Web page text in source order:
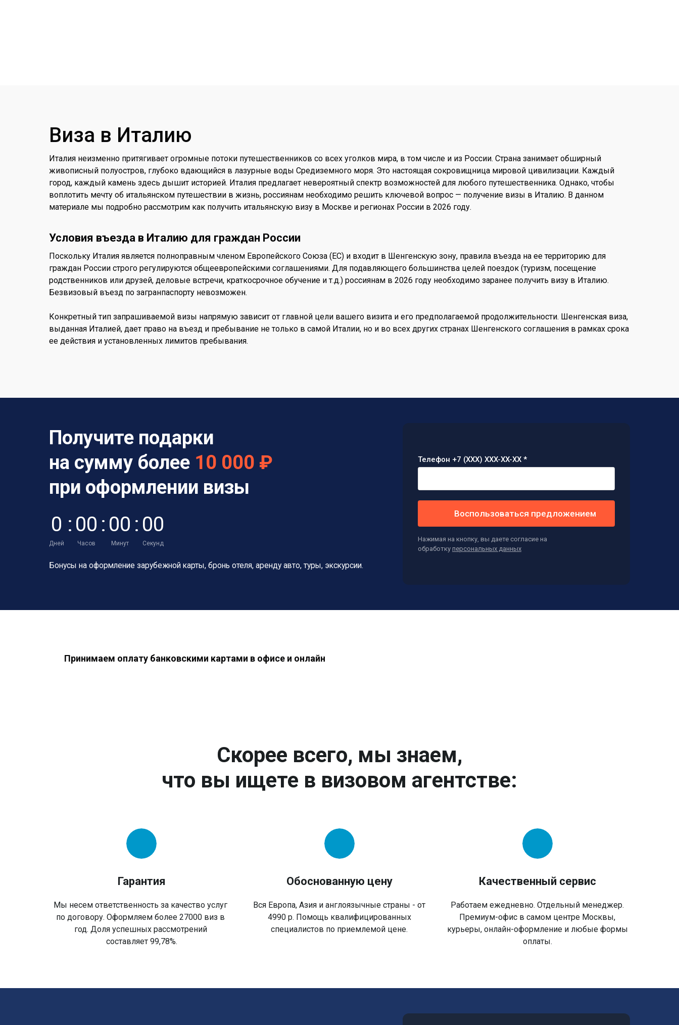
Виза в Италию
Италия неизменно притягивает огромные потоки путешественников со всех уголков мира, в том числе и из России. Страна занимает обширный
живописный полуостров, глубоко вдающийся в лазурные воды Средиземного моря. Это настоящая сокровищница мировой цивилизации. Каждый
город, каждый камень здесь дышит историей. Италия предлагает невероятный спектр возможностей для любого путешественника. Однако, чтобы
воплотить мечту об итальянском путешествии в жизнь, россиянам необходимо решить ключевой вопрос — получение визы в Италию. В данном
материале мы подробно рассмотрим как получить итальянскую визу в Москве и регионах России в 2026 году.
Условия въезда в Италию для граждан России
Поскольку Италия является полноправным членом Европейского Союза (ЕС) и входит в Шенгенскую зону, правила въезда на ее территорию для
граждан России строго регулируются общеевропейскими соглашениями. Для подавляющего большинства целей поездок (туризм, посещение
родственников или друзей, деловые встречи, краткосрочное обучение и т.д.) россиянам в 2026 году необходимо заранее получить визу в Италию.
Безвизовый въезд по загранпаспорту невозможен.
Конкретный тип запрашиваемой визы напрямую зависит от главной цели вашего визита и его предполагаемой продолжительности. Шенгенская виза,
выданная Италией, дает право на въезд и пребывание не только в самой Италии, но и во всех других странах Шенгенского соглашения в рамках срока
ее действия и установленных лимитов пребывания.
Получите подарки
на сумму более 10 000 ₽
при оформлении визы
0
Дней
: 00
Часов
: 00
Минут
: 00
Секунд
Бонусы на оформление зарубежной карты, бронь отеля, аренду авто, туры, экскурсии.
Телефон +7 (XXX) XXX-XX-XX *
Воспользоваться предложением
Нажимая на кнопку, вы даете согласие на
обработку персональных данных
Принимаем оплату банковскими картами в офисе и онлайн
Скорее всего, мы знаем,
что вы ищете в визовом агентстве:
Гарантия
Мы несем ответственность за качество услуг
по договору. Оформляем более 27000 виз в
год. Доля успешных рассмотрений
составляет 99,78%.
Обоснованную цену
Вся Европа, Азия и англоязычные страны - от
4990 р. Помощь квалифицированных
специалистов по приемлемой цене.
Качественный сервис
Работаем ежедневно. Отдельный менеджер.
Премиум-офис в самом центре Москвы,
курьеры, онлайн-оформление и любые формы
оплаты.